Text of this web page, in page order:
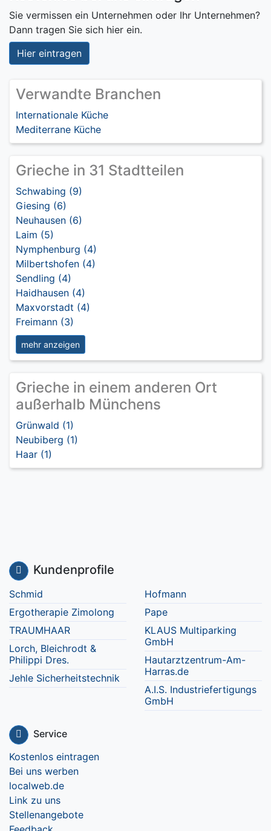
Sie vermissen ein Unternehmen oder Ihr Unternehmen?
Dann tragen Sie sich hier ein.
Hier eintragen
Verwandte Branchen
Internationale Küche
Mediterrane Küche
Grieche in 31 Stadtteilen
Schwabing (9)
Giesing (6)
Neuhausen (6)
Laim (5)
Nymphenburg (4)
Milbertshofen (4)
Sendling (4)
Haidhausen (4)
Maxvorstadt (4)
Freimann (3)
mehr anzeigen
Grieche in einem anderen Ort
außerhalb Münchens
Grünwald (1)
Neubiberg (1)
Haar (1)
Kundenprofile
Schmid
Ergotherapie Zimolong
TRAUMHAAR
Lorch, Bleichrodt &
Philippi Dres.
Jehle Sicherheitstechnik
Hofmann
Pape
KLAUS Multiparking
GmbH
Hautarztzentrum-Am-
Harras.de
A.I.S. Industriefertigungs
GmbH
Service
Kostenlos eintragen
Bei uns werben
localweb.de
Link zu uns
Stellenangebote